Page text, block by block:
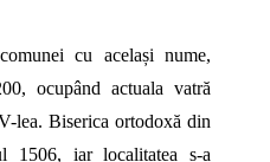
cu același nume,
ocupând actuala vatră
lea. Biserica ortodoxă din
1506, iar localitatea s-a